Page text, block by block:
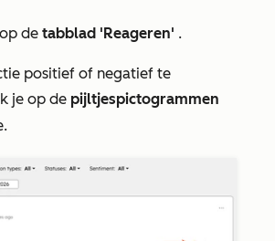
de tabblad 'Reageren' .
positief of negatief te
je op de pijltjespictogrammen